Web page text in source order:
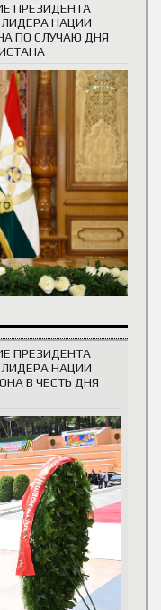
ПРЕЗИДЕНТА
НАЦИИ
ПО СЛУЧАЮ ДНЯ
ПРЕЗИДЕНТА
НАЦИИ
В ЧЕСТЬ ДНЯ